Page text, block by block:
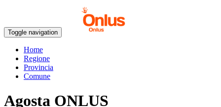
Toggle navigation
Home
Regione
Provincia
Comune
Agosta ONLUS